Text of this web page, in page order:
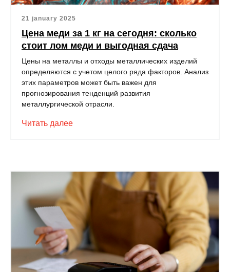
21 january 2025
Цена меди за 1 кг на сегодня: сколько
стоит лом меди и выгодная сдача
Цены на металлы и отходы металлических изделий
определяются с учетом целого ряда факторов. Анализ
этих параметров может быть важен для
прогнозирования тенденций развития
металлургической отрасли.
Читать далее